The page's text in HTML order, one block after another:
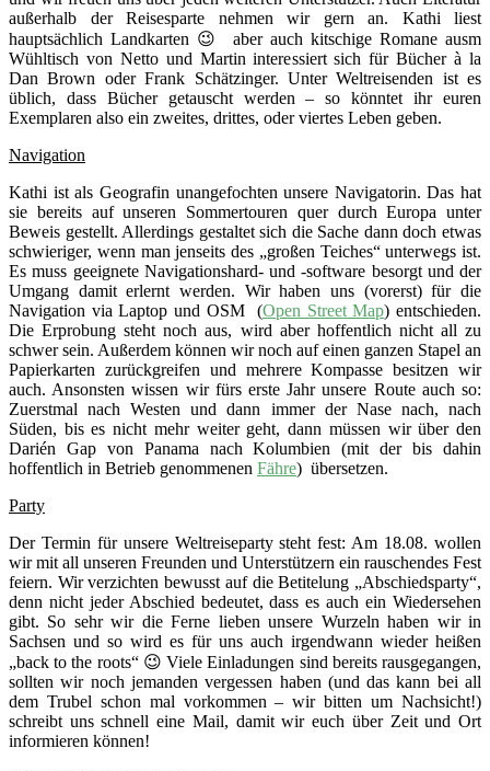
außerhalb der Reisesparte nehmen wir gern an. Kathi liest
hauptsächlich Landkarten 😉 aber auch kitschige Romane ausm
Wühltisch von Netto und Martin interessiert sich für Bücher à la
Dan Brown oder Frank Schätzinger. Unter Weltreisenden ist es
üblich, dass Bücher getauscht werden – so könntet ihr euren
Exemplaren also ein zweites, drittes, oder viertes Leben geben.
Navigation
Kathi ist als Geografin unangefochten unsere Navigatorin. Das hat
sie bereits auf unseren Sommertouren quer durch Europa unter
Beweis gestellt. Allerdings gestaltet sich die Sache dann doch etwas
schwieriger, wenn man jenseits des „großen Teiches“ unterwegs ist.
Es muss geeignete Navigationshard- und -software besorgt und der
Umgang damit erlernt werden. Wir haben uns (vorerst) für die
Navigation via Laptop und OSM (Open Street Map) entschieden.
Die Erprobung steht noch aus, wird aber hoffentlich nicht all zu
schwer sein. Außerdem können wir noch auf einen ganzen Stapel an
Papierkarten zurückgreifen und mehrere Kompasse besitzen wir
auch. Ansonsten wissen wir fürs erste Jahr unsere Route auch so:
Zuerstmal nach Westen und dann immer der Nase nach, nach
Süden, bis es nicht mehr weiter geht, dann müssen wir über den
Darién Gap von Panama nach Kolumbien (mit der bis dahin
hoffentlich in Betrieb genommenen Fähre) übersetzen.
Party
Der Termin für unsere Weltreiseparty steht fest: Am 18.08. wollen
wir mit all unseren Freunden und Unterstützern ein rauschendes Fest
feiern. Wir verzichten bewusst auf die Betitelung „Abschiedsparty“,
denn nicht jeder Abschied bedeutet, dass es auch ein Wiedersehen
gibt. So sehr wir die Ferne lieben unsere Wurzeln haben wir in
Sachsen und so wird es für uns auch irgendwann wieder heißen
„back to the roots“ 😉 Viele Einladungen sind bereits rausgegangen,
sollten wir noch jemanden vergessen haben (und das kann bei all
dem Trubel schon mal vorkommen – wir bitten um Nachsicht!)
schreibt uns schnell eine Mail, damit wir euch über Zeit und Ort
informieren können!